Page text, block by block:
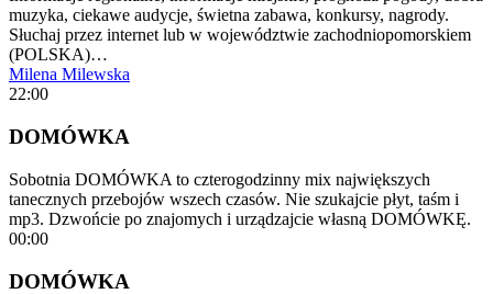
muzyka, ciekawe audycje, świetna zabawa, konkursy, nagrody.
Słuchaj przez internet lub w województwie zachodniopomorskiem
(POLSKA)…
Milena Milewska
22:00
DOMÓWKA
Sobotnia DOMÓWKA to czterogodzinny mix największych
tanecznych przebojów wszech czasów. Nie szukajcie płyt, taśm i
mp3. Dzwońcie po znajomych i urządzajcie własną DOMÓWKĘ.
00:00
DOMÓWKA